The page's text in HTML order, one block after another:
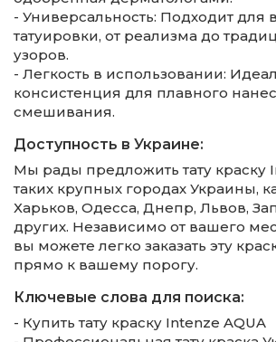
- Универсальность: Подходит для
татуировки, от реализма до
узоров.
- Легкость в использовании:
консистенция для плавного
смешивания.
Доступность в Украине:
Мы рады предложить тату краску
таких крупных городах Украины,
Харьков, Одесса, Днепр, Львов,
других. Независимо от вашего
вы можете легко заказать эту
прямо к вашему порогу.
Ключевые слова для поиска:
- Купить тату краску Intenze AQUA